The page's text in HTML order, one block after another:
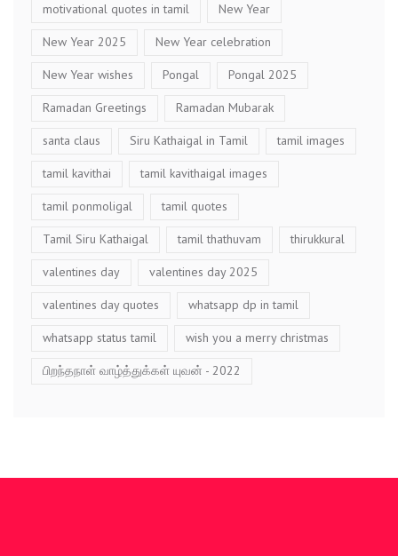
motivational quotes in tamil New Year
New Year 2025 New Year celebration
New Year wishes Pongal Pongal 2025
Ramadan Greetings Ramadan Mubarak
santa claus Siru Kathaigal in Tamil tamil images
tamil kavithai tamil kavithaigal images
tamil ponmoligal tamil quotes
Tamil Siru Kathaigal tamil thathuvam thirukkural
valentines day valentines day 2025
valentines day quotes whatsapp dp in tamil
whatsapp status tamil wish you a merry christmas
பிறந்தநாள் வாழ்த்துக்கள் யுவன் - 2022